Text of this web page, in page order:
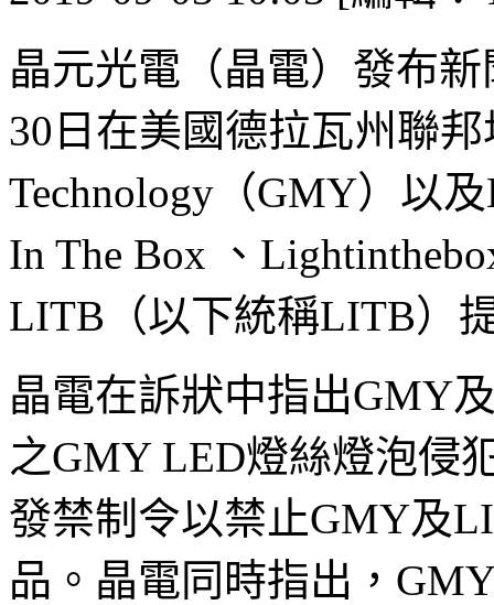
晶元光電（晶電）發布
30日在美國德拉瓦州聯
Technology（GMY）以
In The Box 、
LITB（以下統稱LITB）
晶電在訴狀中指出GMY
之GMY LED燈絲燈泡侵
發禁制令以禁止GMY及
品。晶電同時指出，